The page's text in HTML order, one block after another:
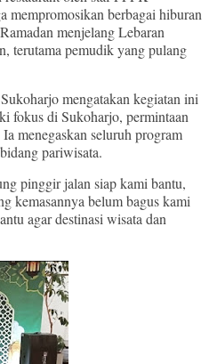
mempromosikan berbagai hiburan
menjelang Lebaran
terutama pemudik yang pulang
mengatakan kegiatan ini
fokus di Sukoharjo, permintaan
menegaskan seluruh program
pariwisata.
pinggir jalan siap kami bantu,
kemasannya belum bagus kami
agar destinasi wisata dan